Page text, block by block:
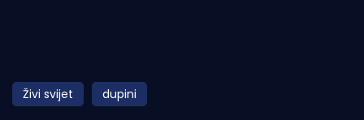
Obala
Otoci
Živi svijet dupini